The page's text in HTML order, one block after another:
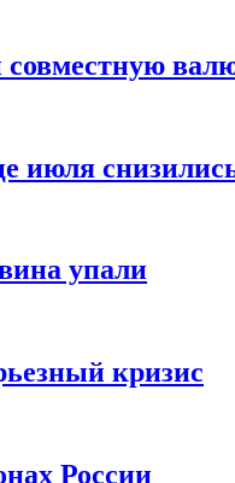
июля
упали
кризис
России